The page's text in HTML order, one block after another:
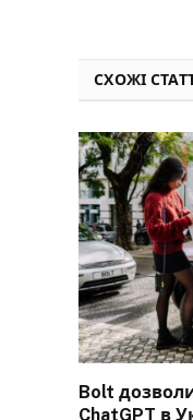
СХОЖІ
Bolt
ChatGPT в